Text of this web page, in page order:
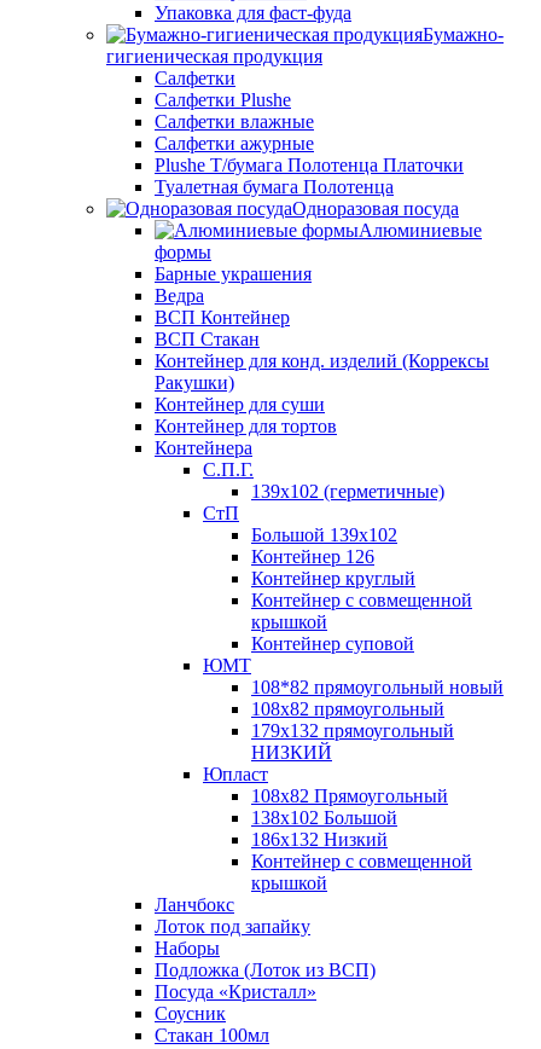
Упаковка для фаст-фуда
Бумажно-
гигиеническая продукция
Салфетки
Салфетки Plushe
Салфетки влажные
Салфетки ажурные
Plushe Т/бумага Полотенца Платочки
Туалетная бумага Полотенца
Одноразовая посуда
Алюминиевые
формы
Барные украшения
Ведра
ВСП Контейнер
ВСП Стакан
Контейнер для конд. изделий (Коррексы
Ракушки)
Контейнер для суши
Контейнер для тортов
Контейнера
С.П.Г.
139х102 (герметичные)
СтП
Большой 139х102
Контейнер 126
Контейнер круглый
Контейнер с совмещенной
крышкой
Контейнер суповой
ЮМТ
108*82 прямоугольный новый
108х82 прямоугольный
179х132 прямоугольный
НИЗКИЙ
Юпласт
108х82 Прямоугольный
138х102 Большой
186х132 Низкий
Контейнер с совмещенной
крышкой
Ланчбокс
Лоток под запайку
Наборы
Подложка (Лоток из ВСП)
Посуда «Кристалл»
Соусник
Стакан 100мл